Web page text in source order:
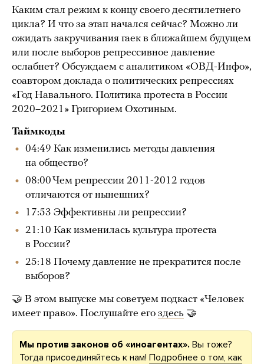
Каким стал режим к концу своего десятилетнего
цикла? И что за этап начался сейчас? Можно ли
ожидать закручивания гаек в ближайшем будущем
или после выборов репрессивное давление
ослабнет? Обсуждаем с аналитиком «ОВД-Инфо»,
соавтором доклада о политических репрессиях
«Год Навального. Политика протеста в России
2020–2021» Григорием Охотиным.
Таймкоды
04:49 Как изменились методы давления
на общество?
08:00 Чем репрессии 2011-2012 годов
отличаются от нынешних?
17:53 Эффективны ли репрессии?
21:10 Как изменилась культура протеста
в России?
25:18 Почему давление не прекратится после
выборов?
🤝 В этом выпуске мы советуем подкаст «Человек
имеет право». Послушайте его здесь 🤝
Мы против законов об «иноагентах». Вы тоже?
Тогда присоединяйтесь к нам! Подробнее о том, как